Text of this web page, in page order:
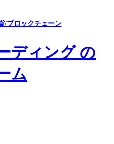
/ブロックチェーン
ディング の
ム